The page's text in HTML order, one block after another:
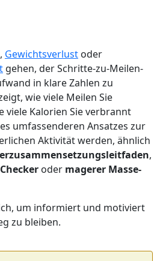
Gewichtsverlust oder
gehen, der Schritte-zu-Meilen-
in klare Zahlen zu
wie viele Meilen Sie
viele Kalorien Sie verbrannt
umfassenderen Ansatzes zur
Aktivität werden, ähnlich
,
oder magerer Masse-
um informiert und motiviert
zu bleiben.